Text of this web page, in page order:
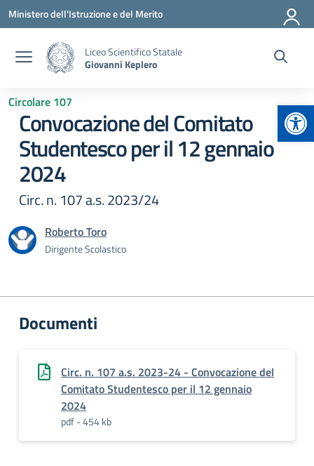
Vai ai contenuti
Vai al menu di navigazione
Vai al footer
Ministero dell'Istruzione e del Merito
Liceo Scientifico Statale
Giovanni Keplero
Circolare 107
Convocazione del Comitato
Studentesco per il 12 gennaio
2024
Circ. n. 107 a.s. 2023/24
Roberto Toro
Dirigente Scolastico
Documenti
Circ. n. 107 a.s. 2023-24 - Convocazione del
Comitato Studentesco per il 12 gennaio
2024
pdf - 454 kb